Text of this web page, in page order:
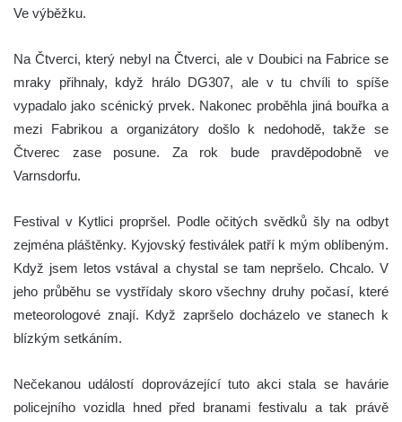
Ve výběžku.
Na Čtverci, který nebyl na Čtverci, ale v Doubici na Fabrice se
mraky přihnaly, když hrálo DG307, ale v tu chvíli to spíše
vypadalo jako scénický prvek. Nakonec proběhla jiná bouřka a
mezi Fabrikou a organizátory došlo k nedohodě, takže se
Čtverec zase posune. Za rok bude pravděpodobně ve
Varnsdorfu.
Festival v Kytlici propršel. Podle očitých svědků šly na odbyt
zejména pláštěnky. Kyjovský festiválek patří k mým oblíbeným.
Když jsem letos vstával a chystal se tam nepršelo. Chcalo. V
jeho průběhu se vystřídaly skoro všechny druhy počasí, které
meteorologové znají. Když zapršelo docházelo ve stanech k
blízkým setkáním.
Nečekanou událostí doprovázející tuto akci stala se havárie
policejního vozidla hned před branami festivalu a tak právě